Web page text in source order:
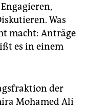
Was
macht: Anträge
es in einem
der
Mohamed Ali